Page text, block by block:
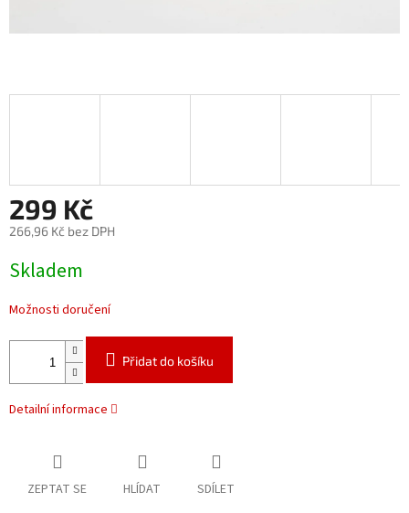
299 Kč
266,96 Kč bez DPH
cena:
Skladem
Možnosti doručení
Přidat do košíku
Detailní informace
ZEPTAT SE HLÍDAT SDÍLET